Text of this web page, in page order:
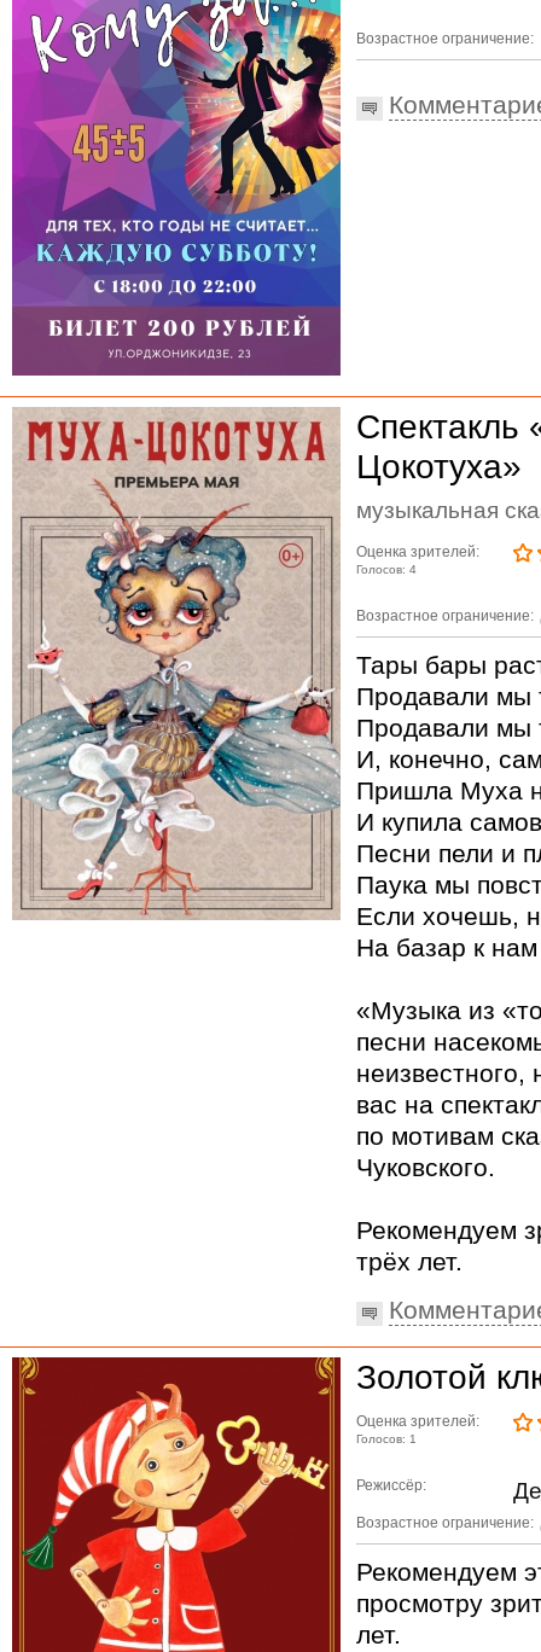
Возрастное ограничение:
Спектакль
Цокотуха»
музыкальная
Оценка зрителей:
Голосов: 4
Возрастное ограничение:
Тары бары
Продавали мы
Продавали мы
И, конечно,
Пришла Муха
И купила
Песни пели и
Паука мы
Если хочешь,
На базар к нам
«Музыка из
песни
неизвестного,
вас на
по мотивам
Чуковского.
Рекомендуем
трёх лет.
Золотой
Оценка зрителей:
Голосов: 1
Режиссёр:
Возрастное ограничение:
Рекомендуем
просмотру
лет.